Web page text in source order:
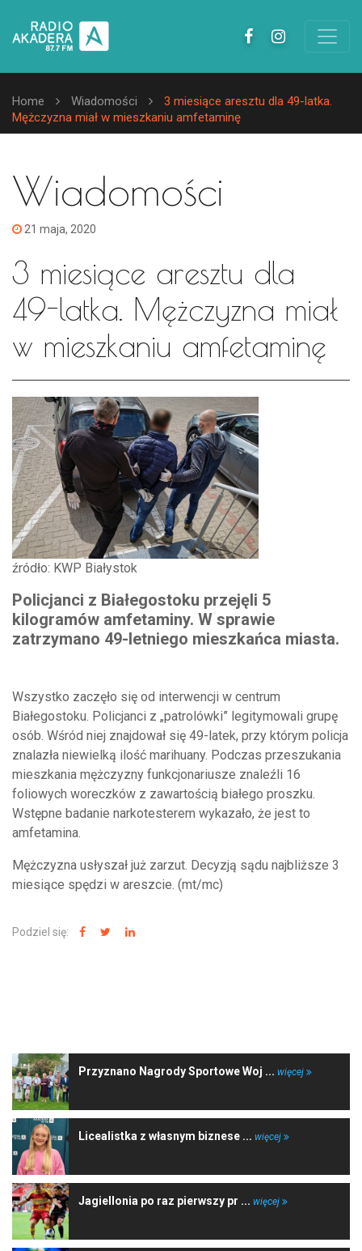
Home Wiadomości
3 miesiące aresztu dla 49-latka.
Mężczyzna miał w mieszkaniu amfetaminę
Wiadomości
21 maja, 2020
3 miesiące aresztu dla
49-latka. Mężczyzna miał
w mieszkaniu amfetaminę
źródło: KWP Białystok
Policjanci z Białegostoku przejęli 5
kilogramów amfetaminy. W sprawie
zatrzymano 49-letniego mieszkańca miasta.
Wszystko zaczęło się od interwencji w centrum
Białegostoku. Policjanci z „patrolówki” legitymowali grupę
osób. Wśród niej znajdował się 49-latek, przy którym policja
znalazła niewielką ilość marihuany. Podczas przeszukania
mieszkania mężczyzny funkcjonariusze znaleźli 16
foliowych woreczków z zawartością białego proszku.
Wstępne badanie narkotesterem wykazało, że jest to
amfetamina.
Mężczyzna usłyszał już zarzut. Decyzją sądu najbliższe 3
miesiące spędzi w areszcie. (mt/mc)
Podziel się:
Przyznano Nagrody Sportowe Woj ... więcej
Licealistka z własnym biznese ... więcej
Jagiellonia po raz pierwszy pr ... więcej